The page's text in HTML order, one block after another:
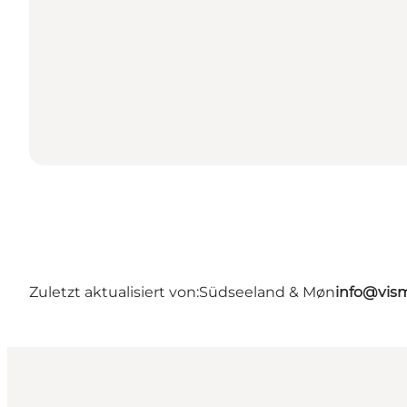
Zuletzt aktualisiert von:Südseeland & Møn